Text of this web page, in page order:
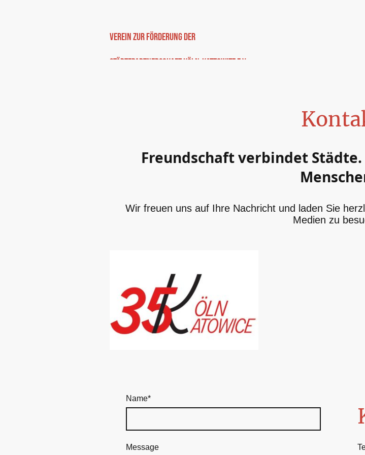
Verein zur Förderung der
Städtepartnerschaft Köln-Kattowitz e.V.
Freundschaft verbindet
Wir freuen uns auf Ihre Nachricht und laden Sie
Medien zu
Name*
Message